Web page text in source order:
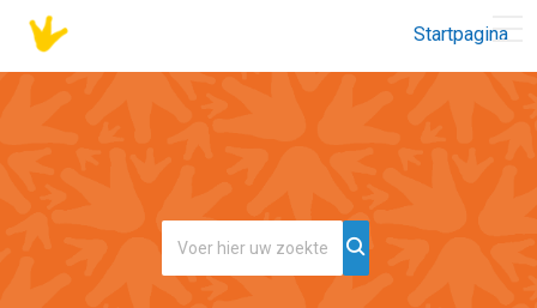
Startpagina